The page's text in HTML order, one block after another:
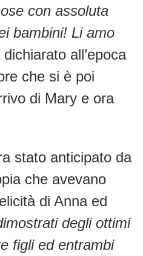
con assoluta
bambini! Li amo
all’epoca
che si è poi
di Mary e ora
stato anticipato da
che avevano
di Anna ed
degli ottimi
figli ed entrambi